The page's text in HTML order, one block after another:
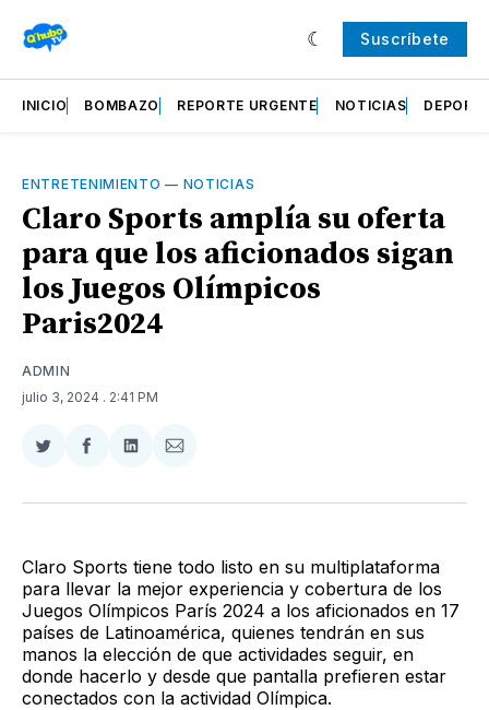
Suscríbete
INICIO BOMBAZO REPORTE URGENTE NOTICIAS
ENTRETENIMIENTO — NOTICIAS
Claro Sports amplía su oferta
para que los aficionados sigan
los Juegos Olímpicos
Paris2024
ADMIN
julio 3, 2024 . 2:41 PM
Compartir
Twitter
Compartir
Facebook
Compartir
LinkedIn
Compartir
Email
Claro Sports tiene todo listo en su multiplataforma
para llevar la mejor experiencia y cobertura de los
Juegos Olímpicos París 2024 a los aficionados en 17
países de Latinoamérica, quienes tendrán en sus
manos la elección de que actividades seguir, en
donde hacerlo y desde que pantalla prefieren estar
conectados con la actividad Olímpica.